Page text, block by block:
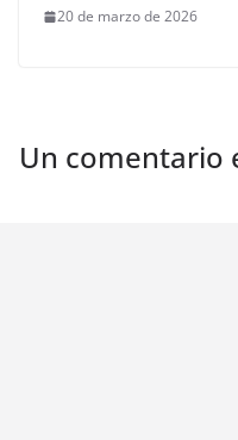
20 de marzo de 2026
Un comentario